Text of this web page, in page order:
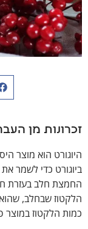
זכרונות מן
היוגורט הוא מוצר
ביוגורט כדי לשמר
החמצת חלב בעזרת
הלקטוז שבחלב,
כמות הלקטוז